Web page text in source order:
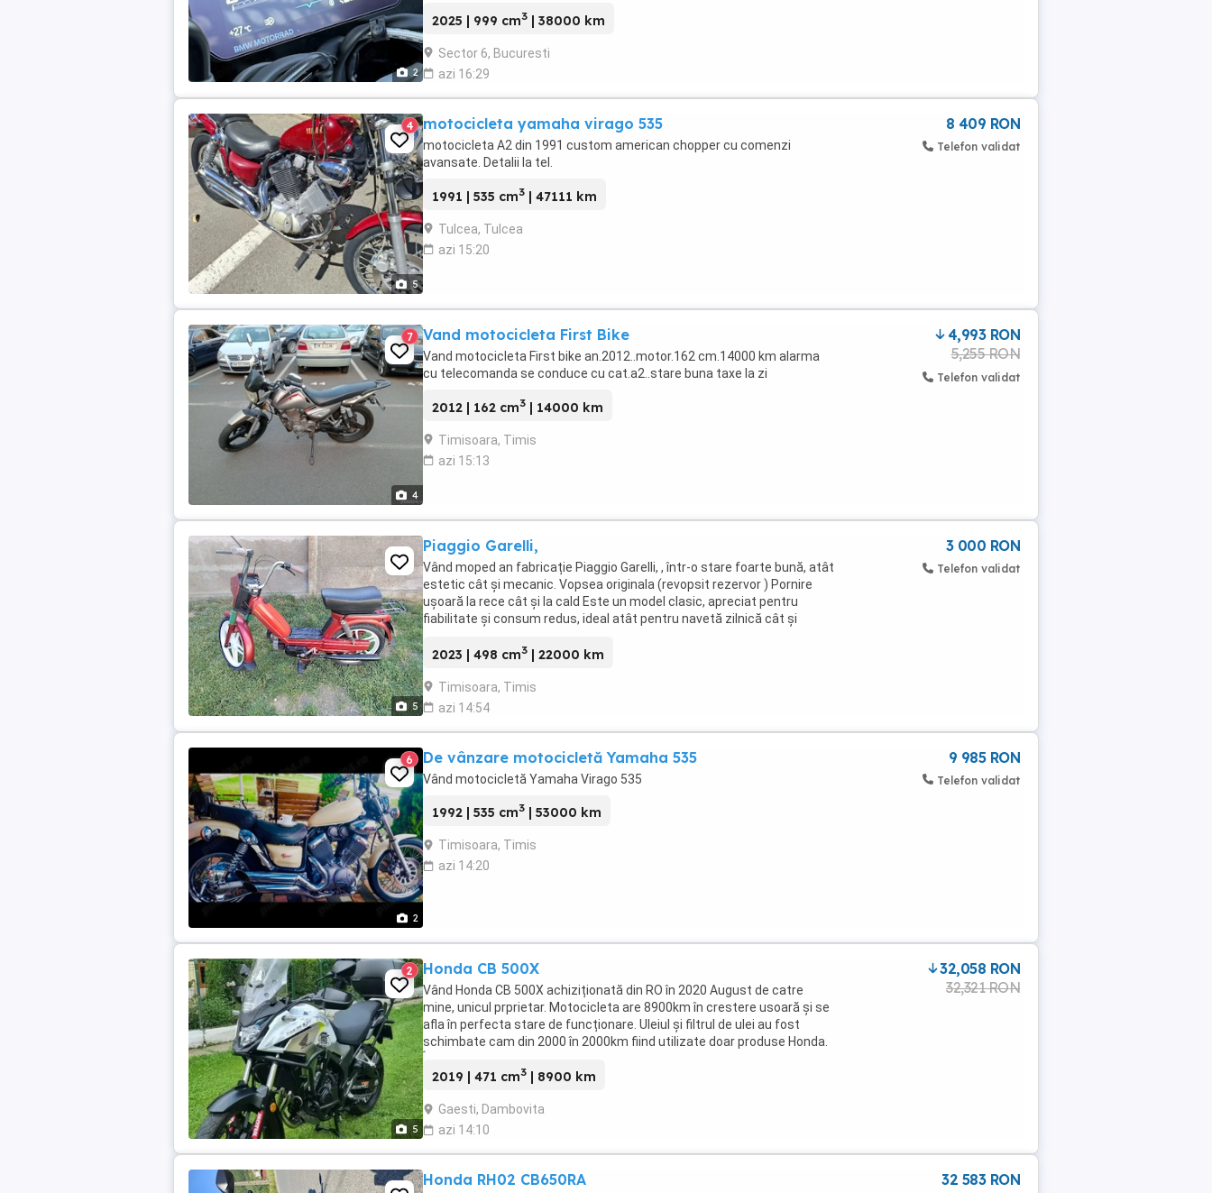
2
2025 | 999 cm3 | 38000 km
Sector 6, Bucuresti
azi 16:29
5
4 motocicleta yamaha virago 535
motocicleta A2 din 1991 custom american chopper cu comenzi
avansate. Detalii la tel.
1991 | 535 cm3 | 47111 km
Tulcea, Tulcea
azi 15:20
8 409 RON
Telefon validat
4
7 Vand motocicleta First Bike
Vand motocicleta First bike an.2012..motor.162 cm.14000 km alarma
cu telecomanda se conduce cu cat.a2..stare buna taxe la zi
2012 | 162 cm3 | 14000 km
Timisoara, Timis
azi 15:13
4,993 RON
5,255 RON
Telefon validat
5
Piaggio Garelli,
Vând moped an fabricație Piaggio Garelli, , într-o stare foarte bună, atât
estetic cât și mecanic. Vopsea originala (revopsit rezervor ) Pornire
ușoară la rece cât și la cald Este un model clasic, apreciat pentru
fiabilitate și consum redus, ideal atât pentru navetă zilnică cât și
2023 | 498 cm3 | 22000 km
Timisoara, Timis
azi 14:54
3 000 RON
Telefon validat
2
6 De vânzare motocicletă Yamaha 535
Vând motocicletă Yamaha Virago 535
1992 | 535 cm3 | 53000 km
Timisoara, Timis
azi 14:20
9 985 RON
Telefon validat
5
2 Honda CB 500X
Vând Honda CB 500X achiziționată din RO în 2020 August de catre
mine, unicul prprietar. Motocicleta are 8900km în crestere usoară și se
afla în perfecta stare de funcționare. Uleiul și filtrul de ulei au fost
schimbate cam din 2000 în 2000km fiind utilizate doar produse Honda.
2019 | 471 cm3 | 8900 km
Gaesti, Dambovita
azi 14:10
32,058 RON
32,321 RON
Honda RH02 CB650RA 32 583 RON